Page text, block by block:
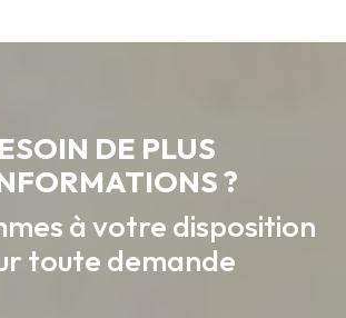
DE PLUS
?
à votre disposition
toute demande